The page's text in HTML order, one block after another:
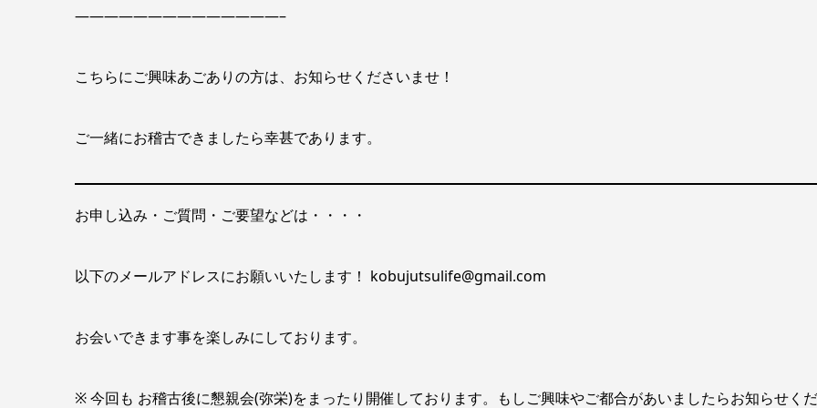
——————————————–
こちらにご興味あごありの方は、お知らせくださいませ！
ご一緒にお稽古できましたら幸甚であります。
お申し込み・ご質問・ご要望などは・・・・
以下のメールアドレスにお願いいたします！ kobujutsulife@gmail.com
お会いできます事を楽しみにしております。
※ 今回も お稽古後に懇親会(弥栄)をまったり開催しております。もしご興味やご都合があいましたらお知らせくだ